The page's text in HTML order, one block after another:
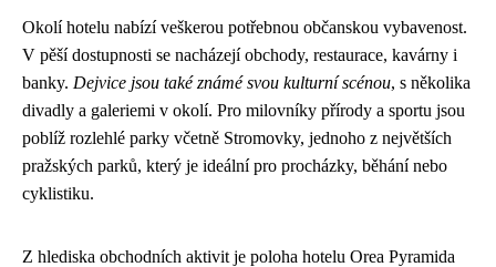
Okolí hotelu nabízí veškerou potřebnou občanskou vybavenost.
V pěší dostupnosti se nacházejí obchody, restaurace, kavárny i
banky. Dejvice jsou také známé svou kulturní scénou, s několika
divadly a galeriemi v okolí. Pro milovníky přírody a sportu jsou
poblíž rozlehlé parky včetně Stromovky, jednoho z největších
pražských parků, který je ideální pro procházky, běhání nebo
cyklistiku.
Z hlediska obchodních aktivit je poloha hotelu Orea Pyramida